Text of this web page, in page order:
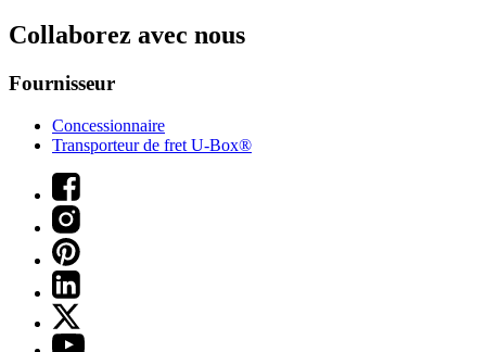
Collaborez avec nous
Fournisseur
Concessionnaire
Transporteur de fret U-Box®